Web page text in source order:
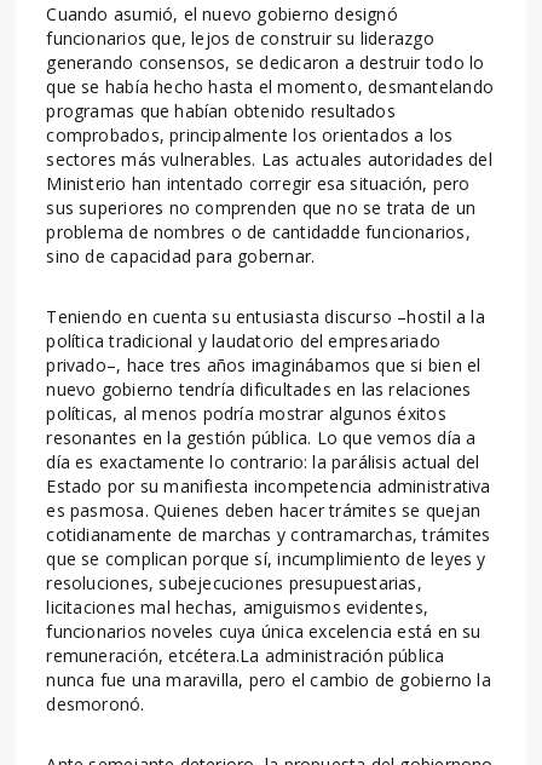
Cuando asumió, el nuevo gobierno designó
funcionarios que, lejos de construir su liderazgo
generando consensos, se dedicaron a destruir todo lo
que se había hecho hasta el momento, desmantelando
programas que habían obtenido resultados
comprobados, principalmente los orientados a los
sectores más vulnerables. Las actuales autoridades del
Ministerio han intentado corregir esa situación, pero
sus superiores no comprenden que no se trata de un
problema de nombres o de cantidadde funcionarios,
sino de capacidad para gobernar.
Teniendo en cuenta su entusiasta discurso –hostil a la
política tradicional y laudatorio del empresariado
privado–, hace tres años imaginábamos que si bien el
nuevo gobierno tendría dificultades en las relaciones
políticas, al menos podría mostrar algunos éxitos
resonantes en la gestión pública. Lo que vemos día a
día es exactamente lo contrario: la parálisis actual del
Estado por su manifiesta incompetencia administrativa
es pasmosa. Quienes deben hacer trámites se quejan
cotidianamente de marchas y contramarchas, trámites
que se complican porque sí, incumplimiento de leyes y
resoluciones, subejecuciones presupuestarias,
licitaciones mal hechas, amiguismos evidentes,
funcionarios noveles cuya única excelencia está en su
remuneración, etcétera.La administración pública
nunca fue una maravilla, pero el cambio de gobierno la
desmoronó.